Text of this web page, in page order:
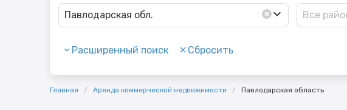
Павлодарская обл. Все
Расширенный поиск Сбросить
Главная Аренда коммерческой недвижимости Павлодарская область